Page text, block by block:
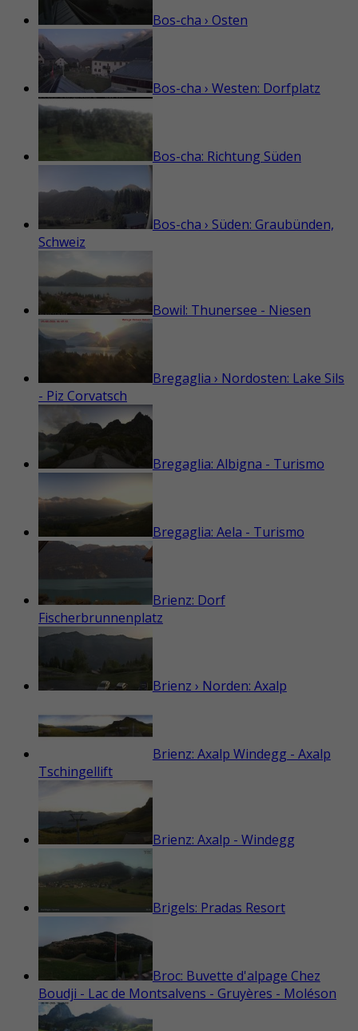
Bos-cha › Osten
Bos-cha › Westen: Dorfplatz
Bos-cha: Richtung Süden
Bos-cha › Süden: Graubünden,
Schweiz
Bowil: Thunersee - Niesen
Bregaglia › Nordosten: Lake Sils
- Piz Corvatsch
Bregaglia: Albigna - Turismo
Bregaglia: Aela - Turismo
Brienz: Dorf
Fischerbrunnenplatz
Brienz › Norden: Axalp
Brienz: Axalp Windegg - Axalp
Tschingellift
Brienz: Axalp - Windegg
Brigels: Pradas Resort
Broc: Buvette d'alpage Chez
Boudji - Lac de Montsalvens - Gruyères - Moléson